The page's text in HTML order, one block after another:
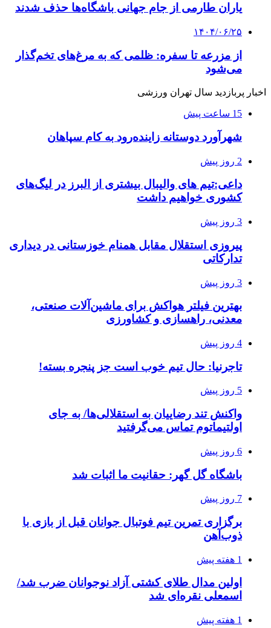
یاران طارمی از جام جهانی باشگاه‌ها حذف شدند
۱۴۰۴/۰۶/۲۵
از مزرعه تا سفره: ظلمی که به مرغ‌های تخم‌گذار
می‌شود
اخبار پربازدید سال تهران ورزشی
15 ساعت پیش
شهرآورد دوستانه زاینده‌رود به کام سپاهان
2 روز پیش
داعی:تیم های والیبال بیشتری از البرز در لیگ‌های
کشوری خواهیم داشت
3 روز پیش
پیروزی استقلال مقابل همنام خوزستانی در دیداری
تدارکاتی
3 روز پیش
بهترین فیلتر هواکش برای ماشین‌آلات صنعتی،
معدنی، راهسازی و کشاورزی
4 روز پیش
تاجرنیا: حال تیم خوب است جز پنجره بسته!
5 روز پیش
واکنش تند رضاییان به استقلالی‌ها/ به جای
اولتیماتوم تماس می‌گرفتید
6 روز پیش
باشگاه گل گهر: حقانیت ما اثبات شد
7 روز پیش
برگزاری تمرین تیم فوتبال جوانان قبل از بازی با
ذوب‌آهن
1 هفته پیش
اولین مدال طلای کشتی آزاد نوجوانان ضرب شد/
اسمعلی نقره‌ای شد
1 هفته پیش